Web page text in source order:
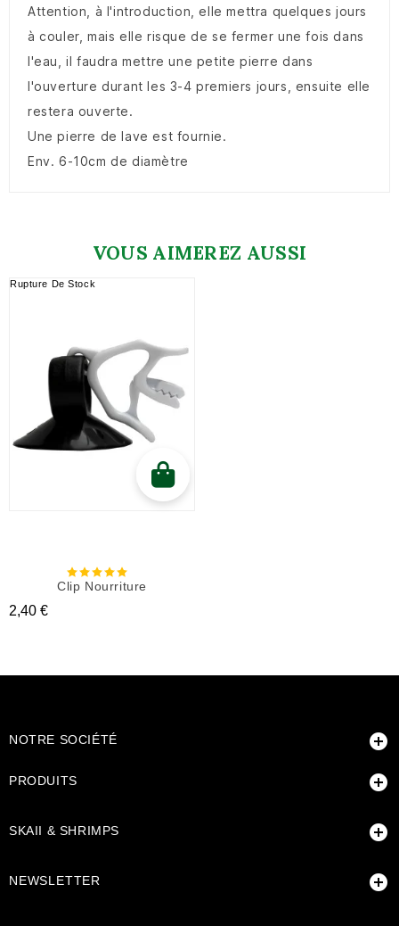
Attention, à l'introduction, elle mettra quelques jours
à couler, mais elle risque de se fermer une fois dans
l'eau, il faudra mettre une petite pierre dans
l'ouverture durant les 3-4 premiers jours, ensuite elle
restera ouverte.
Une pierre de lave est fournie.
Env. 6-10cm de diamètre
VOUS AIMEREZ AUSSI
Rupture De Stock
Clip Nourriture
Prix
2,40 €
NOTRE SOCIÉTÉ 
PRODUITS 
SKAII & SHRIMPS 
NEWSLETTER 